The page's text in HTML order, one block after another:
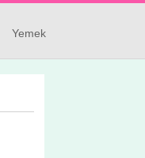
Yemek